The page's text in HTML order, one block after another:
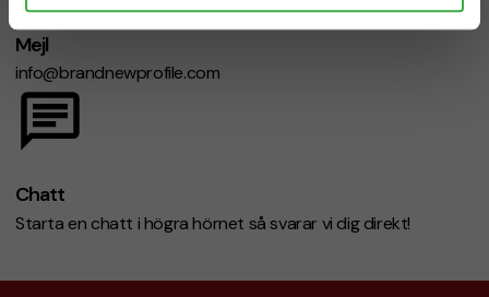
Mejl
info@brandnewprofile.com
Chatt
Starta en chatt i högra hörnet så svarar vi dig direkt!